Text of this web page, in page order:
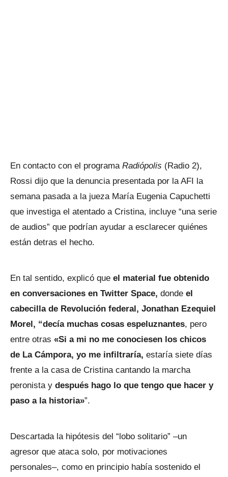
En contacto con el programa Radiópolis (Radio 2),
Rossi dijo que la denuncia presentada por la AFI la
semana pasada a la jueza María Eugenia Capuchetti
que investiga el atentado a Cristina, incluye “una serie
de audios” que podrían ayudar a esclarecer quiénes
están detras el hecho.
En tal sentido, explicó que el material fue obtenido
en conversaciones en Twitter Space, donde el
cabecilla de Revolución federal, Jonathan Ezequiel
Morel, “decía muchas cosas espeluznantes, pero
entre otras «Si a mi no me conociesen los chicos
de La Cámpora, yo me infiltraría, estaría siete días
frente a la casa de Cristina cantando la marcha
peronista y después hago lo que tengo que hacer y
paso a la historia»”.
Descartada la hipótesis del “lobo solitario” –un
agresor que ataca solo, por motivaciones
personales–, como en principio había sostenido el